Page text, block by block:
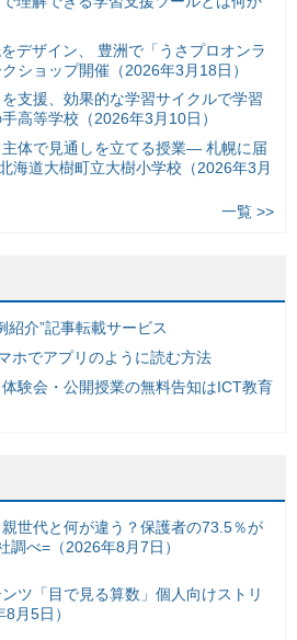
デザイン、 豊洲で「うさプロオンラ
ショップ開催（2026年3月18日）
支援、効果的な学習サイクルで学習
高等学校（2026年3月10日）
体で見通しを立てる授業— 札幌に届
海道大樹町立大樹小学校（2026年3月
一覧 >>
紹介”記事転載サービス
ホでアプリのように読む方法
験会・公開授業の無料告知はICT教育
世代と何が違う？保護者の73.5％が
調べ=（2026年8月7日）
ツ「目で見る算数」個人向けストリ
月5日）